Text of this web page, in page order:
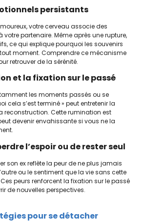
persistants
votre cerveau associe des
partenaire. Même après une rupture,
ce qui explique pourquoi les souvenirs
moment. Comprendre ce mécanisme
retrouver de la sérénité.
et la fixation sur le passé
les moments passés ou se
cela s’est terminé » peut entretenir la
reconstruction. Cette rumination est
devenir envahissante si vous ne la
l’espoir ou de rester seul
son ex reflète la peur de ne plus jamais
ou le sentiment que la vie sans cette
peurs renforcent la fixation sur le passé
de nouvelles perspectives.
pour se détacher